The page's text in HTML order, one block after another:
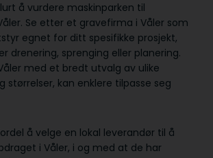
å vurdere maskinparken til
Se etter et gravefirma i Våler som
egnet for ditt spesifikke prosjekt,
drenering, sprenging eller planering.
med et bredt utvalg av ulike
størrelser, kan enklere tilpasse seg
å velge en lokal leverandør til å
i Våler, i og med at de har